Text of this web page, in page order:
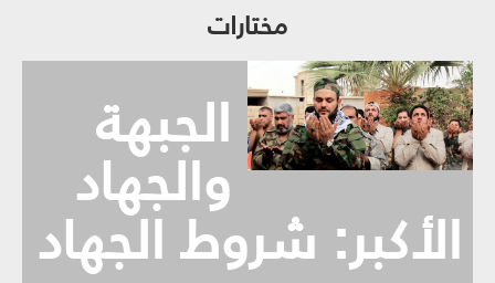
مختارات
الجبهة
والجهاد
الأكبر: شروط الجهاد